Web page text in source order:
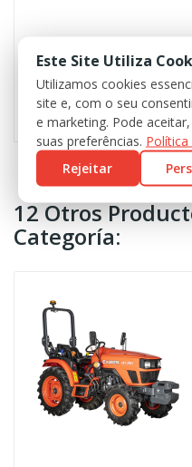
12 Otros
Categoría:
Este Site Utiliza
Utilizamos cookies
site e, com o seu
e marketing. Pode
suas preferências.
Rejeitar